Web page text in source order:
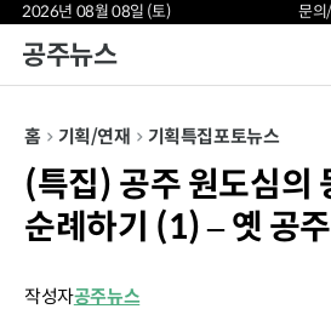
2026년 08월 08일 (토) 문
공주뉴스
홈 기획/연재 기획특집포토뉴스
(특집) 공주 원도심의
순례하기 (1) – 옛 공
작성자공주뉴스